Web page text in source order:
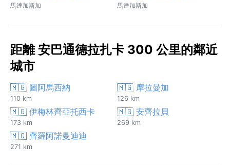
馬達加斯加 馬達加斯加
距離 安巴通德拉扎卡 300 公里的鄰近
城市
🇲🇬 圖阿馬西納
110 km
🇲🇬 摩拉曼加
126 km
🇲🇬 伊梅林齊亞托西卡
173 km
🇲🇬 安齊拉貝
269 km
🇲🇬 齊羅阿諾曼迪迪
271 km